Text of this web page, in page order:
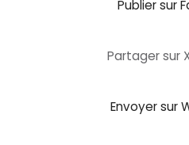
Publier sur
Partager sur
Envoyer sur